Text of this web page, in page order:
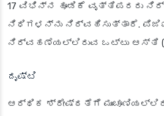
17 ವಿಭಿನ್ನ ಹೂಡಿಕೆ ವೃತ್ತಿಪರರು
ನಿಧಿಗಳನ್ನು ನಿರ್ವಹಿಸುತ್ತಾರೆ.
ನಿರ್ವಹಣೆಯಲ್ಲಿರುವ ಒಟ್ಟು ಆಸ್ತಿ
ದೃಷ್ಟಿ
ಆರ್ಥಿಕ ಶ್ರೇಷ್ಠತೆಗೆ